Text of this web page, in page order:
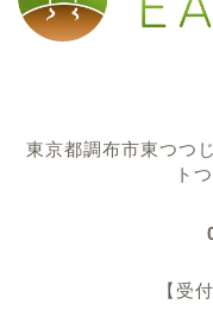
東京都調布市東つつ
ト
【受